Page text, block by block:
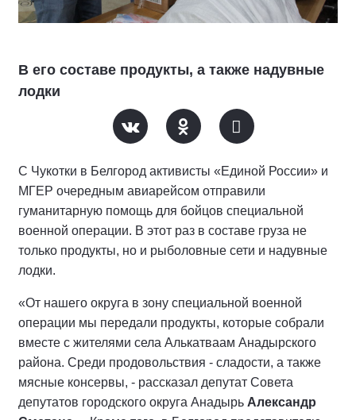
В его составе продукты, а также надувные
лодки
С Чукотки в Белгород активисты «Единой России» и
МГЕР очередным авиарейсом отправили
гуманитарную помощь для бойцов специальной
военной операции. В этот раз в составе груза не
только продукты, но и рыболовные сети и надувные
лодки.
«От нашего округа в зону специальной военной
операции мы передали продукты, которые собрали
вместе с жителями села Алькатваам Анадырского
района. Среди продовольствия - сладости, а также
мясные консервы, - рассказал депутат Совета
депутатов городского округа Анадырь Александр